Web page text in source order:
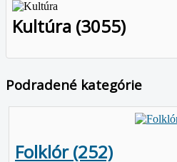
Kultúra (3055)
Podradené kategórie
Folklór (252)